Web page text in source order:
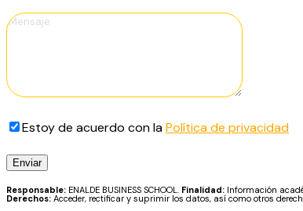
Estoy de acuerdo con laPolítica de privacidad
Responsable: ENALDE BUSINESS SCHOOL. Finalidad: Información
Derechos: Acceder, rectificar y suprimir los datos, así como otros